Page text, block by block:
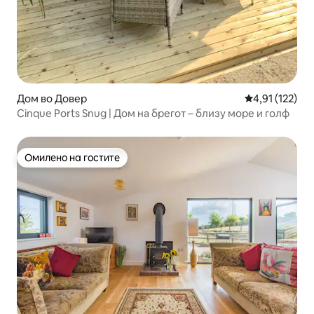
Дом во Довер Просечна
4,91 (122)
Cinque Ports Snug | Дом на брегот – близу море и голф
Омилено на гостите
Омилено на гостите